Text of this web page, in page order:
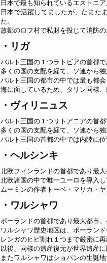
日本で最も知られているエストニ
日本で活躍してましたが、たまた
た。
故郷のロフ村で私財を投じて消防
・リガ
バルト三国の１つラトビアの首都
多くの国の支配を経て、ソ連から独
バルト三国の都市の中では最も都会
海に面しているため、タリン同様
・ヴィリニュス
バルト三国の１つリトアニアの首
多くの国の支配を経て、ソ連から独
バルト三国の首都の中では内陸に位
・ヘルシンキ
北欧フィンランドの首都であり最
北欧諸国の中で唯一ユーロを導入
ムーミンの作者トーベ・マリカ・
・ワルシャワ
ポーランドの首都であり最大都市
ワルシャワ歴史地区は、ポーラン
レンガのヒビ割れ１つまで厳密に
以後、同様の遺産復元が世界遺産
またワルシャワはショパンの生誕